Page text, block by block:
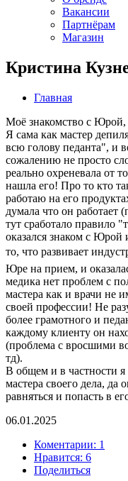
Вакансии
Партнёрам
Магазин
Кристина
Главная
Моё знакомство с
Я сама как мастер
всю голову педанта", и
сожалению не просто
реально охреневала от
нашла его! Про то кто
работаю на его
думала что он работает
тут сработало правило
оказался знаком с Юрой
то, что развивает
Юре на прием, и
медика нет проблем с
мастера как и врачи не
своей профессии! Не
более грамотного и
каждому клиенту он
(проблема с вросшими
тд).
В общем и в частности
мастера своего дела, да
равняться и попасть в
06.01.2025
Коментарии: 1
Нравится: 6
Поделиться